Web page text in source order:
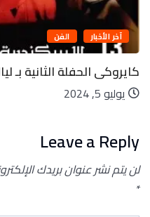
آخر الأخبار الفن
كايروكى الحفلة الثانية بـ
يوليو 5, 2024
Leave a Reply
لن يتم نشر عنوان بريدك
*